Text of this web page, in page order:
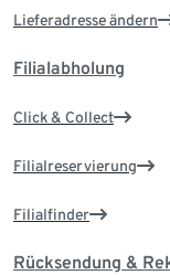
Lieferadresse ändern
Filialabholung
Click & Collect
Filialreservierung
Filialfinder
Rücksendung &